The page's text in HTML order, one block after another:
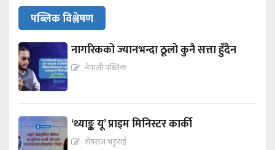
पब्लिक विश्लेषण
नागरिकको ज्यानभन्दा ठूलो कुनै सत्ता हुँदैन
नेपाली पब्लिक
‘थ्याङ्क यू’ प्राइम मिनिस्टर कार्की
शेषराज भट्टराई